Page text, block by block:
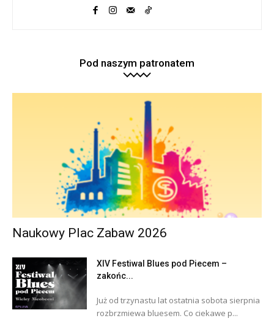
Pod naszym patronatem
Naukowy Plac Zabaw 2026
XIV Festiwal Blues pod Piecem –
zakońc...
Już od trzynastu lat ostatnia sobota sierpnia
rozbrzmiewa bluesem. Co ciekawe p...